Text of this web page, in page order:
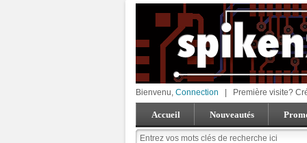
Bienvenu, Connection Première visite?
Accueil Nouveautés